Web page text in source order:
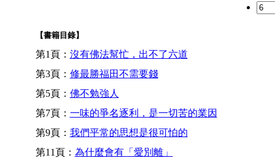
【書籍目錄】
第1頁： 沒有佛法幫忙，出不了六道
第3頁： 修最勝福田不需要錢
第5頁： 佛不勉強人
第7頁： 一味的爭名逐利，是一切苦的業因
第9頁： 我們平常的思想是很可怕的
第11頁： 為什麼會有「愛別離」